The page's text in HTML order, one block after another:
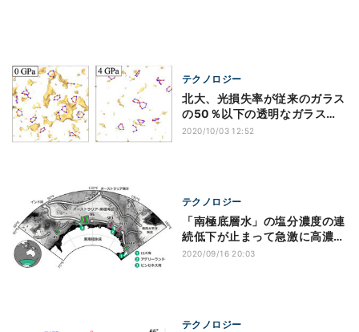
テクノロジー
北大、光損失率が従来のガラス
の50％以下の透明なガラスを
理論的に予測
2020/10/03 12:52
テクノロジー
「南極底層水」の塩分濃度の連
続低下が止まって急激に高濃度
化が進行中
2020/09/16 20:03
テクノロジー